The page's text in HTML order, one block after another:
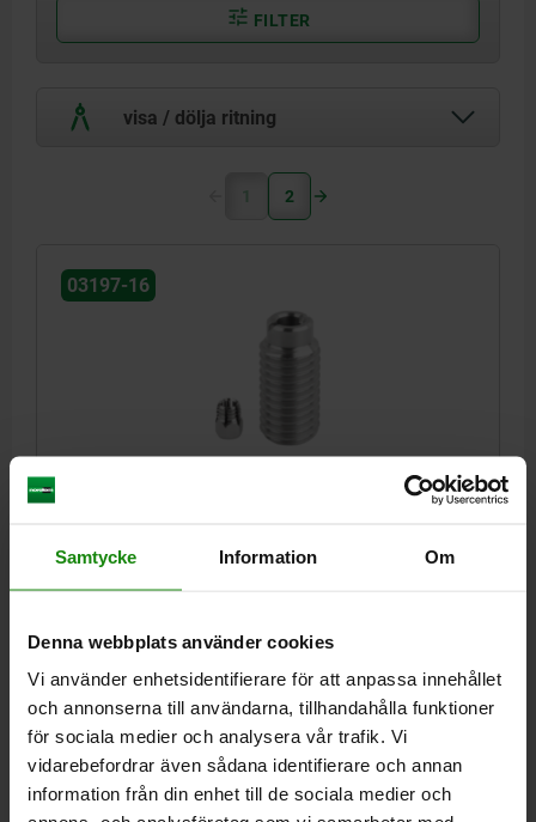
Samtycke Information Om
Denna webbplats använder cookies
Vi använder enhetsidentifierare för att anpassa innehållet
och annonserna till användarna, tillhandahålla funktioner
för sociala medier och analysera vår trafik. Vi
vidarebefordrar även sådana identifierare och annan
information från din enhet till de sociala medier och
FILTER
visa / dölja ritning
Form A: genomgående gänga
Form B: med gänga och fläns
1 2
03197-16
FÄSTHYLSA FÖR STATUSSENSOR, M12, D=5, FORM:A
GENOMGÅENDE GÄNGA, ROSTFRITT STÅL 1.4305
H5=4
M=M12 N=1,5 T=1,5 SW=5
Beställningsnummer:03197-16-1105120
216,42 kr
Exkl. leveranskostnader
DETALJER